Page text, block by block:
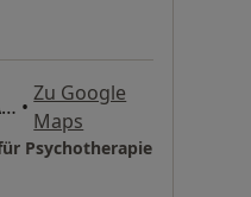
Seeblickstr. 49, Herrsching am Ammersee •
Zu Google
Maps
Psychotherapie